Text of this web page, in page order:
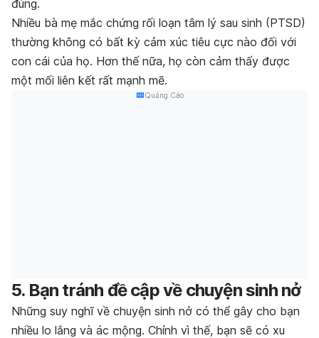
đúng.
Nhiều bà mẹ mắc chứng rối loạn tâm lý sau sinh (PTSD)
thường không có bất kỳ cảm xúc tiêu cực nào đối với
con cái của họ. Hơn thế nữa, họ còn cảm thấy được
một mối liên kết rất mạnh mẽ.
Quảng Cáo
5. Bạn tránh đề cập về chuyện sinh nở
Những suy nghĩ về chuyện sinh nở có thể gây cho bạn
nhiều lo lắng và ác mộng. Chính vì thế, bạn sẽ có xu